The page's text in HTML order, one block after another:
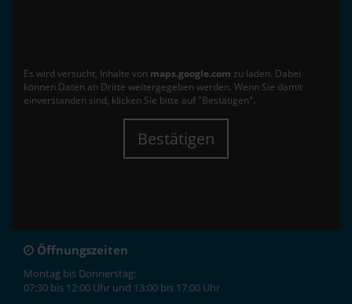
Es wird versucht, Inhalte von maps.google.com zu laden. Dabei
können Daten an Dritte weitergegeben werden. Wenn Sie damit
einverstanden sind, klicken Sie bitte auf "Bestätigen".
Bestätigen
Öffnungszeiten
Montag bis Donnerstag:
07:30 bis 12:00 Uhr und 13:00 bis 17:00 Uhr